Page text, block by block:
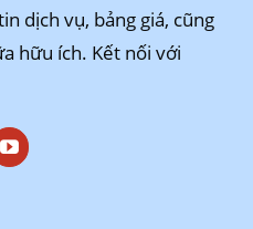
dịch vụ, bảng giá, cũng
hữu ích. Kết nối với